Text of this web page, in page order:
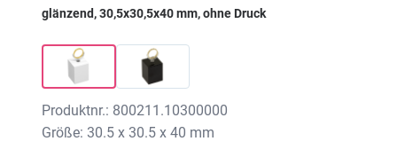
glänzend, 30,5x30,5x40 mm, ohne Druck
Produktnr.: 800211.10300000
Größe: 30.5 x 30.5 x 40 mm